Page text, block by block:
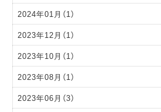
2024年01月（1）
2023年12月（1）
2023年10月（1）
2023年08月（1）
2023年06月（3）